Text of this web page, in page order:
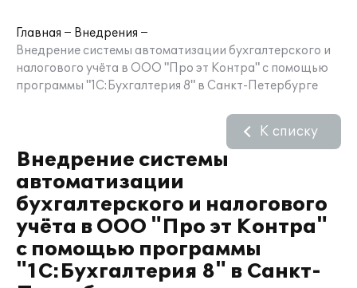
Главная
Внедрения
Внедрение системы автоматизации бухгалтерского и
налогового учёта в ООО "Про эт Контра" с помощью
программы "1С:Бухгалтерия 8" в Санкт-Петербурге
Внедрение системы
автоматизации
бухгалтерского и налогового
учёта в ООО "Про эт Контра"
с помощью программы
"1С:Бухгалтерия 8" в Санкт-
К списку